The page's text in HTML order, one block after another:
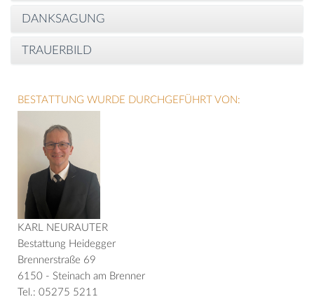
DANKSAGUNG
TRAUERBILD
BESTATTUNG WURDE DURCHGEFÜHRT VON:
KARL NEURAUTER
Bestattung Heidegger
Brennerstraße 69
6150 - Steinach am Brenner
Tel.: 05275 5211